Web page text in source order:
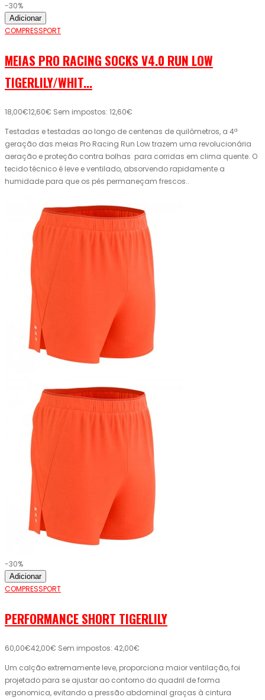
-30%
Adicionar
COMPRESSPORT
MEIAS PRO RACING SOCKS V4.0 RUN LOW
TIGERLILY/WHIT...
18,00€12,60€ Sem impostos: 12,60€
Testadas e testadas ao longo de centenas de quilômetros, a 4ª
geração das meias Pro Racing Run Low trazem uma revolucionária
aeração e proteção contra bolhas para corridas em clima quente. O
tecido técnico é leve e ventilado, absorvendo rapidamente a
humidade para que os pés permaneçam frescos..
-30%
Adicionar
COMPRESSPORT
PERFORMANCE SHORT TIGERLILY
60,00€42,00€ Sem impostos: 42,00€
Um calção extremamente leve, proporciona maior ventilação, foi
projetado para se ajustar ao contorno do quadril de forma
ergonomica, evitando a pressão abdominal graças à cintura